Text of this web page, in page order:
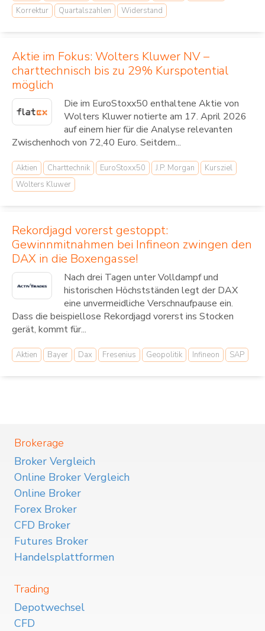
Korrektur
Quartalszahlen Widerstand
Aktie im Fokus: Wolters Kluwer NV –
charttechnisch bis zu 29% Kurspotential
möglich
Die im EuroStoxx50 enthaltene Aktie von
Wolters Kluwer notierte am 17. April 2026
auf einem hier für die Analyse relevanten
Zwischenhoch von 72,40 Euro. Seitdem...
Aktien Charttechnik EuroStoxx50 J.P. Morgan
Kursziel
Wolters Kluwer
Rekordjagd vorerst gestoppt:
Gewinnmitnahmen bei Infineon zwingen den
DAX in die Boxengasse!
Nach drei Tagen unter Volldampf und
historischen Höchstständen legt der DAX
eine unvermeidliche Verschnaufpause ein.
Dass die beispiellose Rekordjagd vorerst ins Stocken
gerät, kommt für...
Aktien Bayer Dax Fresenius Geopolitik Infineon SAP
Brokerage
Broker Vergleich
Online Broker Vergleich
Online Broker
Forex Broker
CFD Broker
Futures Broker
Handelsplattformen
Trading
Depotwechsel
CFD